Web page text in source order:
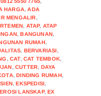
HARGA,ADA
MENGALIR,
, ATAP, ATAP
,BANGUNAN,
RUMAH,
, BERVARIASI,
,CAT,CAT TEMBOK,
,CUTTER, DAYA
,DINDING RUMAH,
,EKSPEDISI,
EROSI LANSKAP,EX